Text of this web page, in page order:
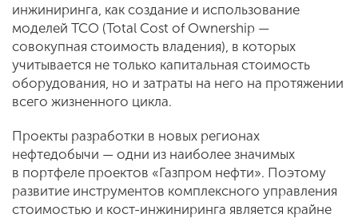
инжиниринга, как создание и использование
моделей ТСО (Total Cost of Ownership —
совокупная стоимость владения), в которых
учитывается не только капитальная стоимость
оборудования, но и затраты на него на протяжении
всего жизненного цикла.
Проекты разработки в новых регионах
нефтедобычи — одни из наиболее значимых
в портфеле проектов «Газпром нефти». Поэтому
развитие инструментов комплексного управления
стоимостью и кост-инжиниринга является крайне